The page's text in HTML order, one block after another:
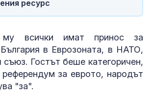
ресурс
всички имат принос за
в Еврозоната, в НАТО,
съюз. Гостът беше категоричен,
за еврото, народът
"за".